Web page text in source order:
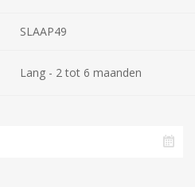
SLAAP49
Lang - 2 tot 6 maanden